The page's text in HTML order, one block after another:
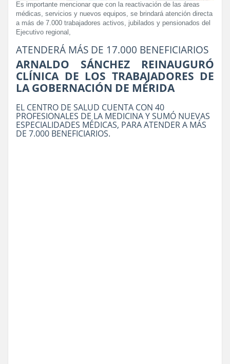
Es importante mencionar que con la reactivación de las áreas
médicas, servicios y nuevos equipos, se brindará atención directa
a más de 7.000 trabajadores activos, jubilados y pensionados del
Ejecutivo regional,
ATENDERÁ MÁS DE 17.000 BENEFICIARIOS
ARNALDO SÁNCHEZ REINAUGURÓ
CLÍNICA DE LOS TRABAJADORES DE
LA GOBERNACIÓN DE MÉRIDA
EL CENTRO DE SALUD CUENTA CON 40
PROFESIONALES DE LA MEDICINA Y SUMÓ NUEVAS
ESPECIALIDADES MÉDICAS, PARA ATENDER A MÁS
DE 7.000 BENEFICIARIOS.